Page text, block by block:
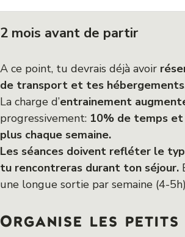
2 mois avant de partir
A ce point, tu devrais déjà avoir
de transport et tes
La charge d’entrainement
progressivement: 10% de temps
plus chaque semaine.
Les séances doivent refléter le
tu rencontreras durant ton séjour.
une longue sortie par semaine (4-
Organise les